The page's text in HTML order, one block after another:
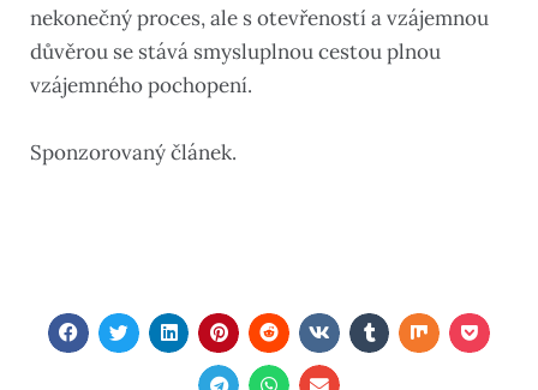
nekonečný proces, ale s otevřeností a vzájemnou
důvěrou se stává smysluplnou cestou plnou
vzájemného pochopení.
Sponzorovaný článek.